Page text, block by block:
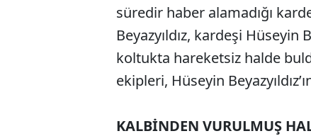
süredir haber alamadığı
Beyazyıldız, kardeşi Hüseyin
koltukta hareketsiz halde
ekipleri, Hüseyin
KALBİNDEN VURULMUŞ